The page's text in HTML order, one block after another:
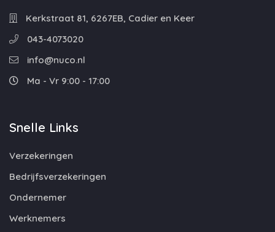
Kerkstraat 81, 6267EB, Cadier en Keer
043-4073020
info@nuco.nl
Ma - Vr 9:00 - 17:00
Snelle Links
Verzekeringen
Bedrijfsverzekeringen
Ondernemer
Werknemers